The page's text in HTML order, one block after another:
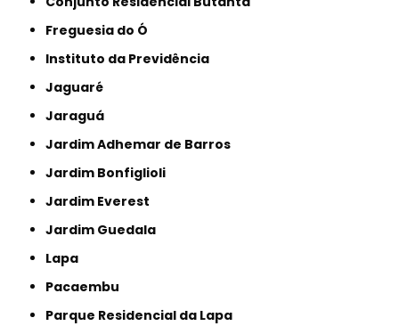
Freguesia do Ó
Instituto da Previdência
Jaguaré
Jaraguá
Jardim Adhemar de Barros
Jardim Bonfiglioli
Jardim Everest
Jardim Guedala
Lapa
Pacaembu
Parque Residencial da Lapa